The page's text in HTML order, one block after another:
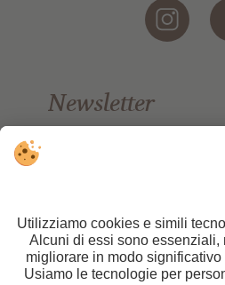
Newsletter
Restate aggiornati/e
TONZHAUS, Hotel &
Famiglia Götsch